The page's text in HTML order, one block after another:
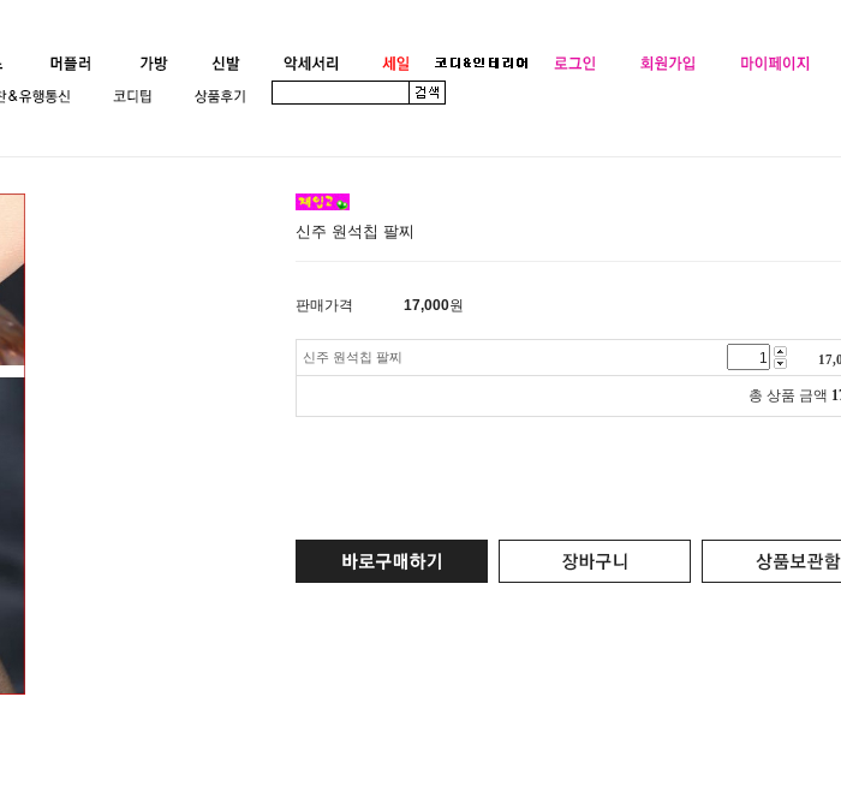
신주 원석칩 팔찌
판매가격 17,000원
신주 원석칩 팔찌
총 상품 금액